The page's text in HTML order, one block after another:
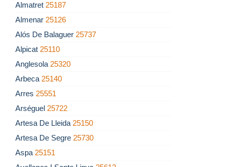
Almatret 25187
Almenar 25126
Alós De Balaguer 25737
Alpicat 25110
Anglesola 25320
Arbeca 25140
Arres 25551
Arséguel 25722
Artesa De Lleida 25150
Artesa De Segre 25730
Aspa 25151